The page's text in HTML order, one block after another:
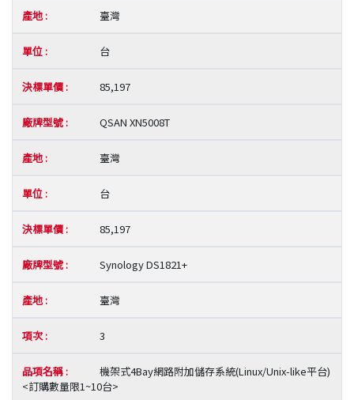
臺灣
台
85,197
QSAN XN5008T
臺灣
台
85,197
Synology DS1821+
臺灣
3
機架式4Bay網路附加儲存系統(Linux/Unix-like平台)
<訂購數量限1~10台>